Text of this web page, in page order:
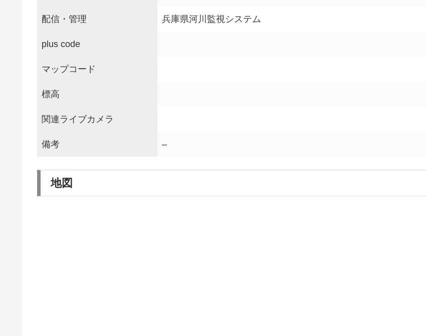
配信・管理 兵庫県河川監視システム
plus code
マップコード
標高
関連ライブカメラ
備考 –
地図